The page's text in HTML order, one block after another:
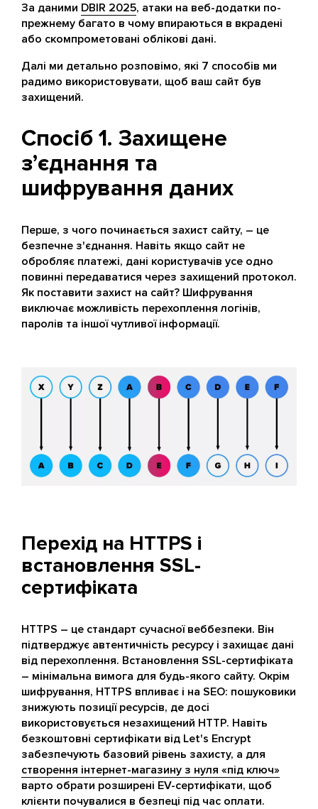
За даними DBIR 2025, атаки на веб-додатки по-
прежнему багато в чому впираються в вкрадені
або скомпрометовані облікові дані.
Далі ми детально розповімо, які 7 способів ми
радимо використовувати, щоб ваш сайт був
захищений.
Спосіб 1. Захищене
з’єднання та
шифрування даних
Перше, з чого починається захист сайту, – це
безпечне з'єднання. Навіть якщо сайт не
обробляє платежі, дані користувачів усе одно
повинні передаватися через захищений протокол.
Як поставити захист на сайт? Шифрування
виключає можливість перехоплення логінів,
паролів та іншої чутливої інформації.
Перехід на HTTPS і
встановлення SSL-
сертифіката
HTTPS – це стандарт сучасної веббезпеки. Він
підтверджує автентичність ресурсу і захищає дані
від перехоплення. Встановлення SSL-сертифіката
– мінімальна вимога для будь-якого сайту. Окрім
шифрування, HTTPS впливає і на SEO: пошуковики
знижують позиції ресурсів, де досі
використовується незахищений HTTP. Навіть
безкоштовні сертифікати від Let's Encrypt
забезпечують базовий рівень захисту, а для
створення інтернет-магазину з нуля «під ключ»
варто обрати розширені EV-сертифікати, щоб
клієнти почувалися в безпеці під час оплати.